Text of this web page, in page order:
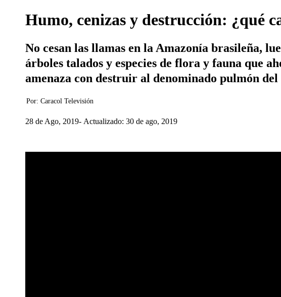
Humo, cenizas y destrucción: ¿qué
No cesan las llamas en la Amazonía brasileña,
árboles talados y especies de flora y fauna que
amenaza con destruir al denominado pulmón del
Por: Caracol Televisión
28 de Ago, 2019 Actualizado: 30 de ago, 2019